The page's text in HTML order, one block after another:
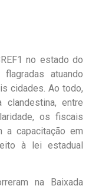
no estado do
atuando
cidades. Ao todo,
entre
os fiscais
a capacitação em
à lei estadual
na Baixada